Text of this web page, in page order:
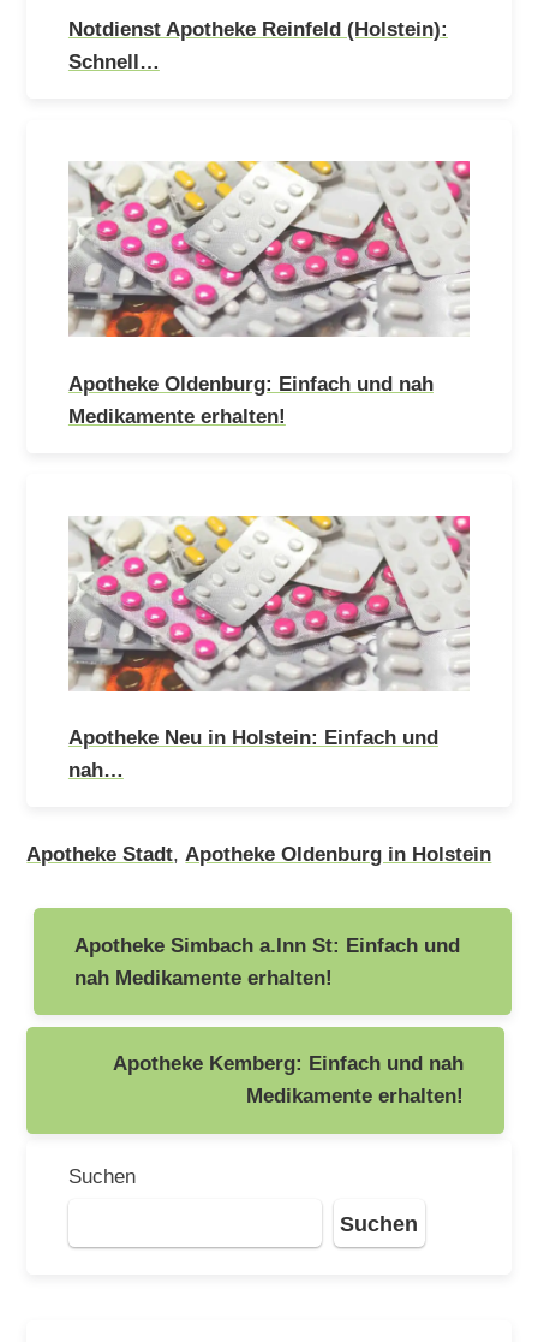
Notdienst Apotheke Reinfeld (Holstein):
Schnell…
Apotheke Oldenburg: Einfach und nah
Medikamente erhalten!
Apotheke Neu in Holstein: Einfach und
nah…
Apotheke Stadt,Apotheke Oldenburg in Holstein
Beitragsnavigation
Apotheke Simbach a.Inn St: Einfach und
nah Medikamente erhalten!
Apotheke Kemberg: Einfach und nah
Medikamente erhalten!
Suchen
Suchen